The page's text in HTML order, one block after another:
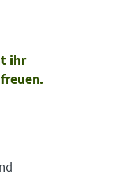
ihr